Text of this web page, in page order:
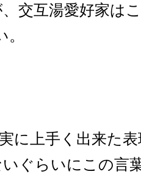
交互湯愛好家は
に上手く出来た
ぐらいにこの言